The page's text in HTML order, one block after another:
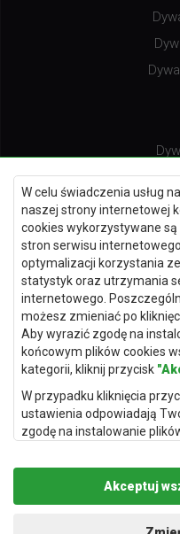
W celu świadczenia usług
naszej strony internetowej
cookies wykorzystywane
stron serwisu
optymalizacji korzystania
statystyk oraz utrzymania
internetowego.
możesz zmieniać po
Aby wyrazić zgodę na
końcowym plików cookies
kategorii, kliknij przycisk
W przypadku kliknięcia
ustawienia odpowiadają
zgodę na instalowanie
"Zapisz i zaakceptuj".
Podstawą przetwarzania
administratora danych
Akceptuj